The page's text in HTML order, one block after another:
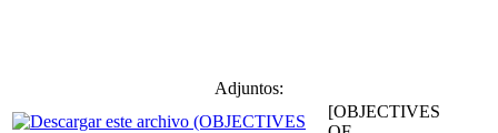
Adjuntos:
[OBJECTIVES